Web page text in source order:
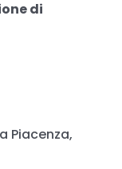
di
Piacenza,